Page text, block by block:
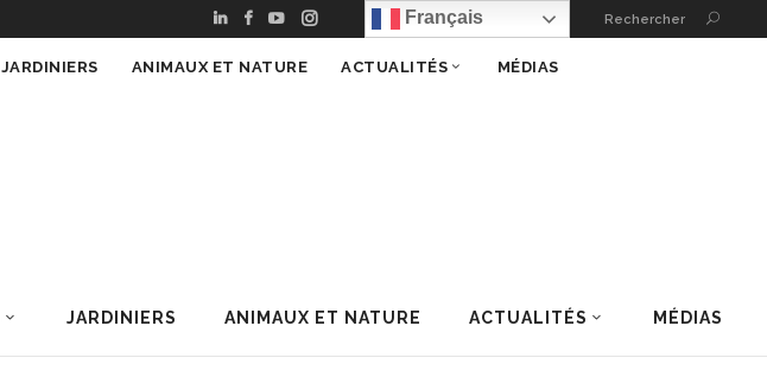
Français Rechercher
JARDINIERS ANIMAUX ET NATURE ACTUALITÉS MÉDIAS
JARDINIERS ANIMAUX ET NATURE ACTUALITÉS MÉDIAS